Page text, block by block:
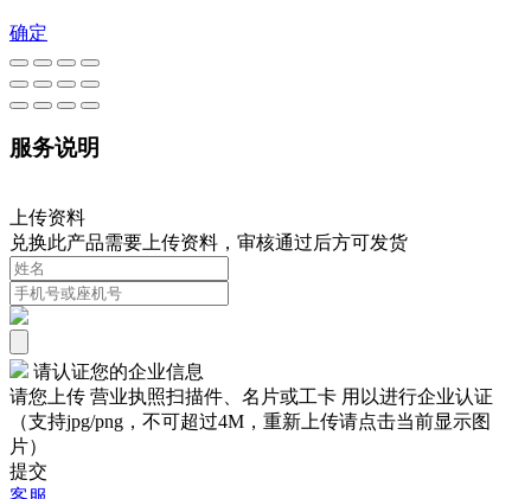
确定
服务说明
上传资料
兑换此产品需要上传资料，审核通过后方可发货
请认证您的企业信息
请您上传 营业执照扫描件、名片或工卡 用以进行企业认证
（支持jpg/png，不可超过4M，重新上传请点击当前显示图
片）
提交